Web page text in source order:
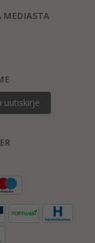
MEDIASTA
uutiskirje